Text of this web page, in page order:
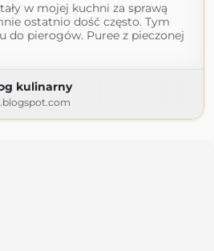
w mojej kuchni za sprawą
ostatnio dość często. Tym
do pierogów. Puree z pieczonej
kulinarny